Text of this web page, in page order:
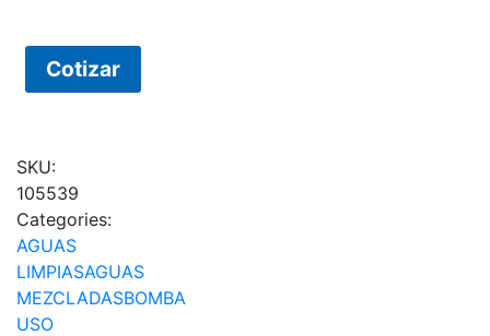
Cotizar
SKU:
105539
Categories:
AGUAS
LIMPIASAGUAS
MEZCLADASBOMBA
USO